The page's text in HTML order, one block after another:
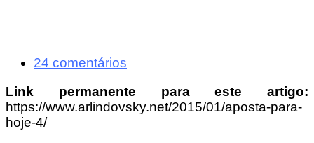
24 comentários
Link permanente para este artigo:
https://www.arlindovsky.net/2015/01/aposta-para-
hoje-4/